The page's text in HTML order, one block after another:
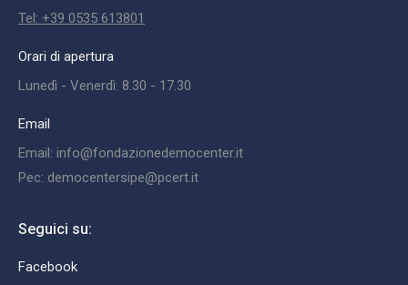
Tel: +39 0535 613801
Orari di apertura
Lunedì - Venerdì: 8.30 - 17.30
Email
Email: info@fondazionedemocenter.it
Pec: democentersipe@pcert.it
Seguici su:
Facebook